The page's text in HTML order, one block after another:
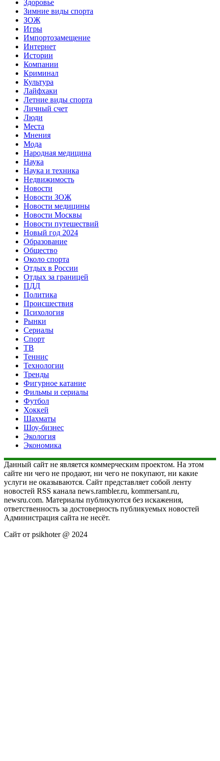
Здоровье
Зимние виды спорта
ЗОЖ
Игры
Импортозамещение
Интернет
Истории
Компании
Криминал
Культура
Лайфхаки
Летние виды спорта
Личный счет
Люди
Места
Мнения
Мода
Народная медицина
Наука
Наука и техника
Недвижимость
Новости
Новости ЗОЖ
Новости медицины
Новости Москвы
Новости путешествий
Новый год 2024
Образование
Общество
Около спорта
Отдых в России
Отдых за границей
ПДД
Политика
Происшествия
Психология
Рынки
Сериалы
Спорт
ТВ
Теннис
Технологии
Тренды
Фигурное катание
Фильмы и сериалы
Футбол
Хоккей
Шахматы
Шоу-бизнес
Экология
Экономика
Данный сайт не является коммерческим проектом. На этом
сайте ни чего не продают, ни чего не покупают, ни какие
услуги не оказываются. Сайт представляет собой ленту
новостей RSS канала news.rambler.ru, kommersant.ru,
newsru.com. Материалы публикуются без искажения,
ответственность за достоверность публикуемых новостей
Администрация сайта не несёт.
Сайт от psikhoter @ 2024